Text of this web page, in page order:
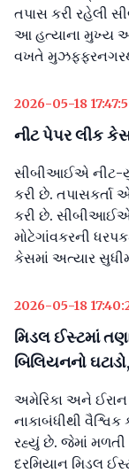
તપાસ કરી રહેલી
આ હત્યાના મુખ્ય
વખતે
2026-05-18
નીટ પેપર લીક
સીબીઆઈએ નીટ-
કરી છે. તપાસકર્તા
કરી છે. સીબીઆઈએ
મોટેગાંવકરની
કેસમાં અત્યાર
2026-05-18
મિડલ ઈસ્ટમાં
બિલિયનનો
અમેરિકા અને
નાકાબંધીથી
રહ્યું છે. જેમાં
દરમિયાન મિડલ